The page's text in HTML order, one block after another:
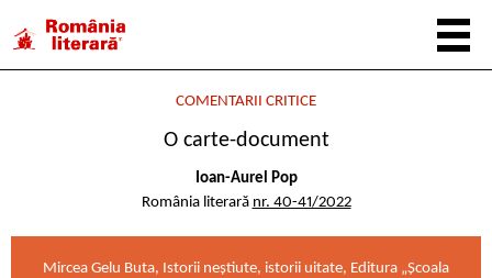
COMENTARII CRITICE
O carte-document
Ioan-Aurel Pop
România literară nr. 40-41/2022
Mircea Gelu Buta, Istorii neștiute, istorii uitate, Editura „Școala